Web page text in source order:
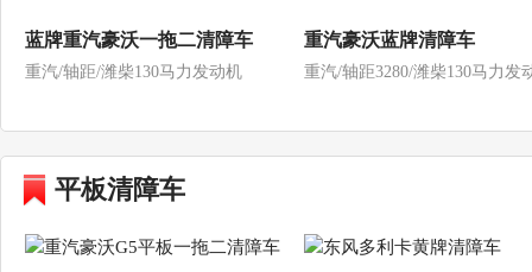
蓝牌重汽豪沃一拖二清障车
重汽/轴距/潍柴130马力发动机
重汽豪沃蓝牌清障车
重汽/轴距3280/潍柴130马力发
平板清障车